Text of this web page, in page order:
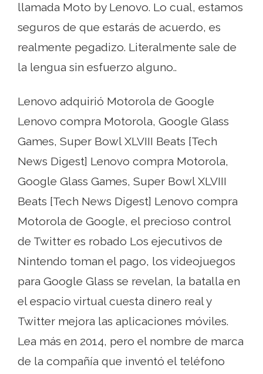
llamada Moto by Lenovo. Lo cual, estamos
seguros de que estarás de acuerdo, es
realmente pegadizo. Literalmente sale de
la lengua sin esfuerzo alguno..
Lenovo adquirió Motorola de Google
Lenovo compra Motorola, Google Glass
Games, Super Bowl XLVIII Beats [Tech
News Digest] Lenovo compra Motorola,
Google Glass Games, Super Bowl XLVIII
Beats [Tech News Digest] Lenovo compra
Motorola de Google, el precioso control
de Twitter es robado Los ejecutivos de
Nintendo toman el pago, los videojuegos
para Google Glass se revelan, la batalla en
el espacio virtual cuesta dinero real y
Twitter mejora las aplicaciones móviles.
Lea más en 2014, pero el nombre de marca
de la compañía que inventó el teléfono